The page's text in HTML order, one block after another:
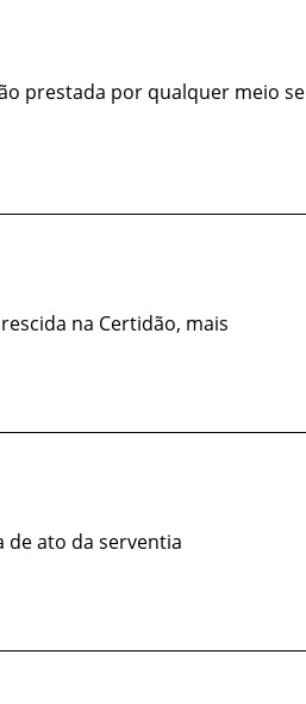
prestada por qualquer meio se
na Certidão, mais
de ato da serventia